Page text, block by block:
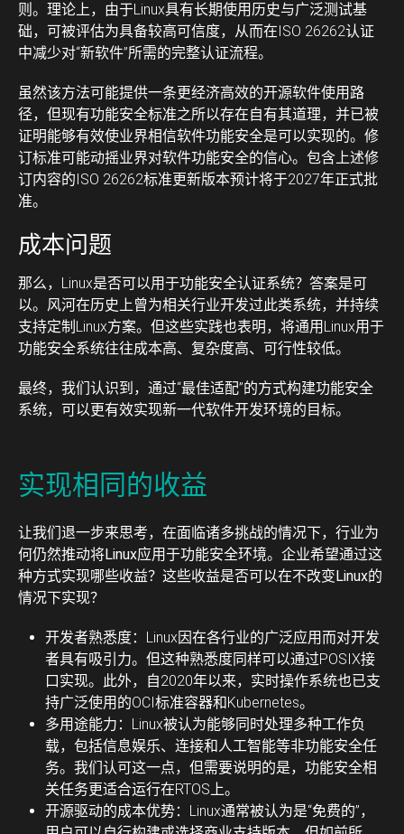
则。理论上，由于Linux具有长期使用历史与广泛测试基
础，可被评估为具备较高可信度，从而在ISO 26262认证
中减少对“新软件”所需的完整认证流程。
虽然该方法可能提供一条更经济高效的开源软件使用路
径，但现有功能安全标准之所以存在自有其道理，并已被
证明能够有效使业界相信软件功能安全是可以实现的。修
订标准可能动摇业界对软件功能安全的信心。包含上述修
订内容的ISO 26262标准更新版本预计将于2027年正式批
准。
成本问题
那么，Linux是否可以用于功能安全认证系统？答案是可
以。风河在历史上曾为相关行业开发过此类系统，并持续
支持定制Linux方案。但这些实践也表明，将通用Linux用于
功能安全系统往往成本高、复杂度高、可行性较低。
最终，我们认识到，通过“最佳适配”的方式构建功能安全
系统，可以更有效实现新一代软件开发环境的目标。
实现相同的收益
让我们退一步来思考，在面临诸多挑战的情况下，行业为
何仍然推动将Linux应用于功能安全环境。企业希望通过这
种方式实现哪些收益？这些收益是否可以在不改变Linux的
情况下实现？
开发者熟悉度： Linux因在各行业的广泛应用而对开发
者具有吸引力。但这种熟悉度同样可以通过POSIX接
口实现。此外，自2020年以来，实时操作系统也已支
持广泛使用的OCI标准容器和Kubernetes。
多用途能力： Linux被认为能够同时处理多种工作负
载，包括信息娱乐、连接和人工智能等非功能安全任
务。我们认可这一点，但需要说明的是，功能安全相
关任务更适合运行在RTOS上。
开源驱动的成本优势： Linux通常被认为是“免费的”，